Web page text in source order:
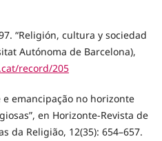
“Religión, cultura y sociedad
Autónoma de Barcelona),
record/205
e emancipação no horizonte
en Horizonte-Revista de
da Religião, 12(35): 654–657.